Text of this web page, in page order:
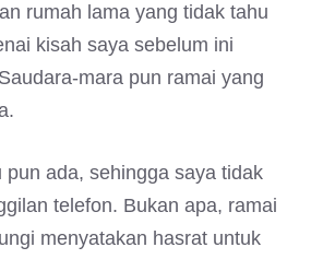
rumah lama yang tidak tahu
kisah saya sebelum ini
mara pun ramai yang
pun ada, sehingga saya tidak
telefon. Bukan apa, ramai
menyatakan hasrat untuk